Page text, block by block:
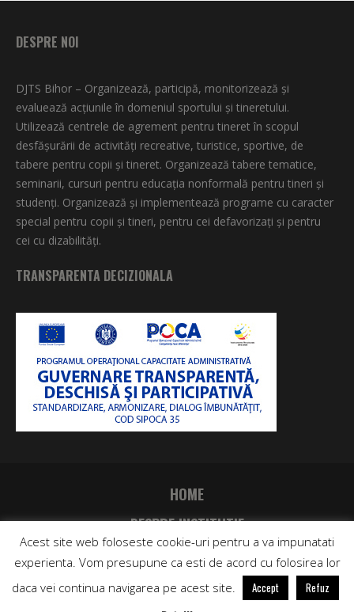
DESPRE NOI
DJTS Bihor – Organizează, participă, monitorizează şi
evaluează acţiunile în domeniul sportului şi tineretului.
Utilizează centrele de agrement pentru tineret în scopul
desfăşurării de activităţi recreative, turistice, sportive, de
tabere pentru copii şi tineret. Organizează tabere tematice,
seminarii, cursuri pentru educaţia nonformală pentru tineri şi
studenţi. Organizează şi implementează programe cu caracter
special pentru copii şi tineri, pentru cei defavorizați și pentru
cei cu dizabilități.
TRANSPARENTA DECIZIONALA
HOME
DESPRE INSTITUTIE
CONTACT
Directia Judeteana de Sport si Tineret - BIHOR © 2019 | Toate
Acest site web foloseste cookie-uri pentru a va impunatati
experienta. Vom presupune ca esti de acord cu folosirea lor
daca vei continua navigarea pe acest site.
Accept Refuz